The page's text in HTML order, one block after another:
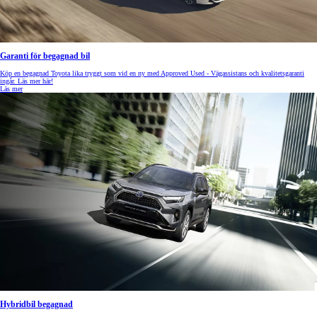
Garanti för begagnad bil
Köp en begagnad Toyota lika tryggt som vid en ny med Approved Used - Vägassistans och kvalitetsgaranti
ingår. Läs mer här!
Läs mer
Hybridbil begagnad